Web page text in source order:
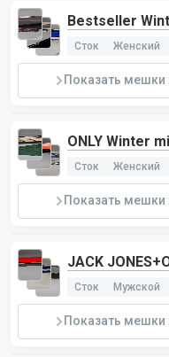
Bestseller
Сток Женский
Показать мешки
ONLY Winter
Сток Женский
Показать мешки
JACK
лотов
Сток Мужской
Показать мешки